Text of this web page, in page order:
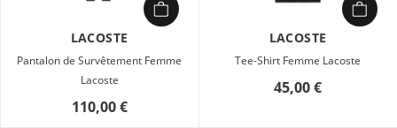
LACOSTE
Pantalon de Survêtement Femme
Lacoste
110,00 €
LACOSTE
Tee-Shirt Femme Lacoste
45,00 €